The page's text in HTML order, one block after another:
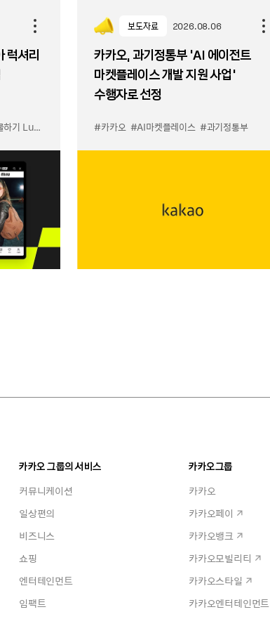
럭셔리
우미우 입점 #선물하기 LuX #선물하기 미우미우 입점
보도자료 2026.08.06
카카오, 과기정통부 ‘AI 에이전트
마켓플레이스 개발 지원 사업’
수행자로 선정
#카카오 #AI마켓플레이스 #과기정통부
카카오 그룹의 서비스
커뮤니케이션
일상편의
비즈니스
쇼핑
엔터테인먼트
임팩트
카카오그룹
카카오
카카오페이
카카오뱅크
카카오모빌리티
카카오스타일
카카오엔터테인먼트